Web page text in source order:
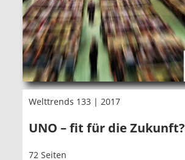
Welttrends 133 | 2017
UNO – fit für die Zukunft?
72 Seiten